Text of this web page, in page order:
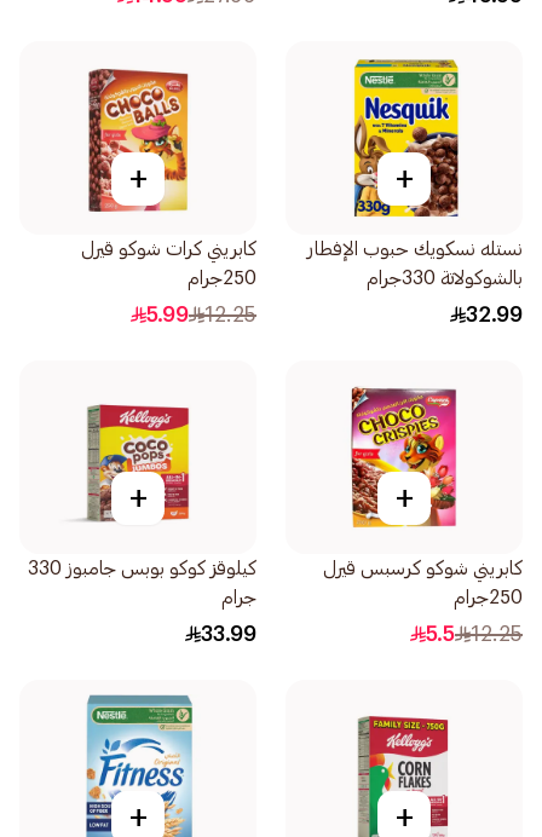
+
نستله نسكويك حبوب الإفطار
بالشوكولاتة 330جرام
32.99
+
كابريني كرات شوكو قيرل
250جرام
12.25
5.99
+
كابريني شوكو كرسبس قيرل
250جرام
12.25
5.5
+
كيلوقز كوكو بوبس جامبوز 330
جرام
33.99
+
+